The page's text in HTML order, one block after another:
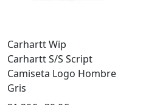
Carhartt Wip
Carhartt S/S Script
Camiseta Logo Hombre
Gris